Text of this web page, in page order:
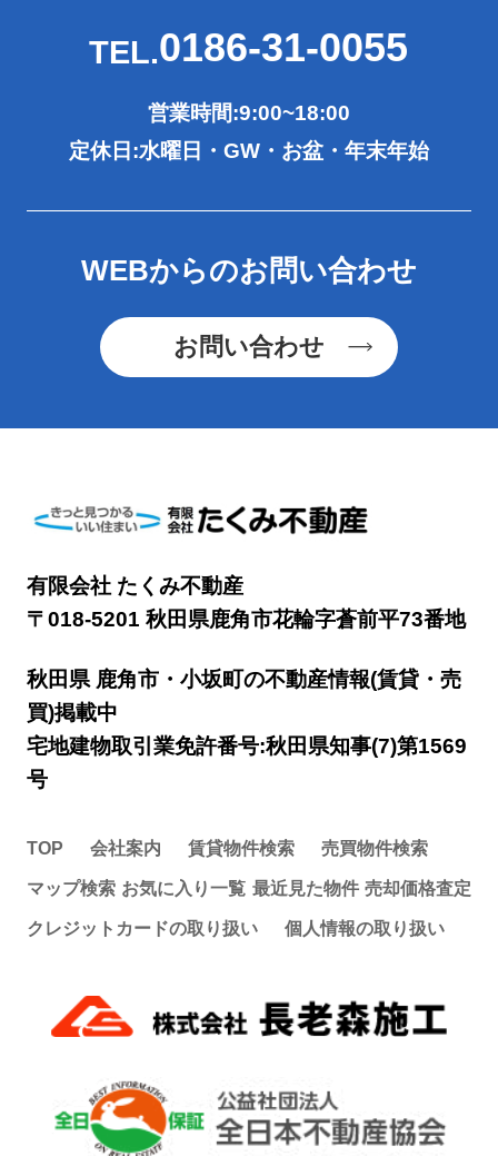
TEL.0186-31-0055
営業時間:9:00~18:00
定休日:水曜日・GW・お盆・年末年始
WEBからのお問い合わせ
お問い合わせ
有限会社 たくみ不動産
〒018-5201 秋田県鹿角市花輪字蒼前平73番地
秋田県 鹿角市・小坂町の不動産情報(賃貸・売
買)掲載中
宅地建物取引業免許番号:秋田県知事(7)第1569
号
TOP 会社案内 賃貸物件検索 売買物件検索
マップ検索 お気に入り一覧 最近見た物件 売却価格査定
クレジットカードの取り扱い 個人情報の取り扱い